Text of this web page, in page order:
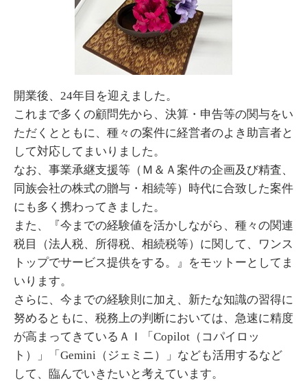
開業後、24年目を迎えました。
これまで多くの顧問先から、決算・申告等の関与をい
ただくとともに、種々の案件に経営者のよき助言者と
して対応してまいりました。
なお、事業承継支援等（Ｍ＆Ａ案件の企画及び精査、
同族会社の株式の贈与・相続等）時代に合致した案件
にも多く携わってきました。
また、『今までの経験値を活かしながら、種々の関連
税目（法人税、所得税、相続税等）に関して、ワンス
トップでサービス提供をする。』をモットーとしてま
いります。
さらに、今までの経験則に加え、新たな知識の習得に
努めるともに、税務上の判断においては、急速に精度
が高まってきているＡＩ「Copilot（コパイロッ
ト）」「Gemini（ジェミニ）」なども活用するなど
して、臨んでいきたいと考えています。